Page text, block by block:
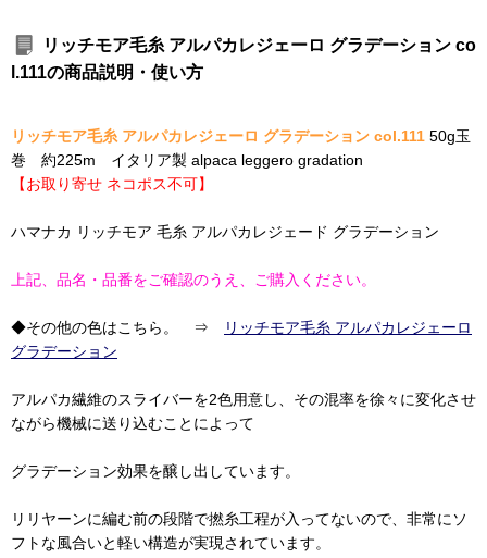
リッチモア毛糸 アルパカレジェーロ グラデーション co
l.111の商品説明・使い方
リッチモア毛糸 アルパカレジェーロ グラデーション col.111 50g玉
巻 約225m イタリア製 alpaca leggero gradation
【お取り寄せ ネコポス不可】
ハマナカ リッチモア 毛糸 アルパカレジェード グラデーション
上記、品名・品番をご確認のうえ、ご購入ください。
◆その他の色はこちら。 ⇒
リッチモア毛糸 アルパカレジェーロ
グラデーション
アルパカ繊維のスライバーを2色用意し、その混率を徐々に変化させ
ながら機械に送り込むことによって
グラデーション効果を醸し出しています。
リリヤーンに編む前の段階で撚糸工程が入ってないので、非常にソ
フトな風合いと軽い構造が実現されています。